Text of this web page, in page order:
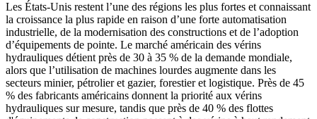
Les États-Unis restent l’une des régions les plus fortes et connaissant
la croissance la plus rapide en raison d’une forte automatisation
industrielle, de la modernisation des constructions et de l’adoption
d’équipements de pointe. Le marché américain des vérins
hydrauliques détient près de 30 à 35 % de la demande mondiale,
alors que l’utilisation de machines lourdes augmente dans les
secteurs minier, pétrolier et gazier, forestier et logistique. Près de 45
% des fabricants américains donnent la priorité aux vérins
hydrauliques sur mesure, tandis que près de 40 % des flottes